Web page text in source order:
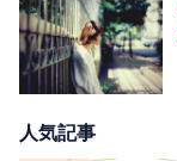
カテゴリー別
鑑定
彼の気持ち
人気記事